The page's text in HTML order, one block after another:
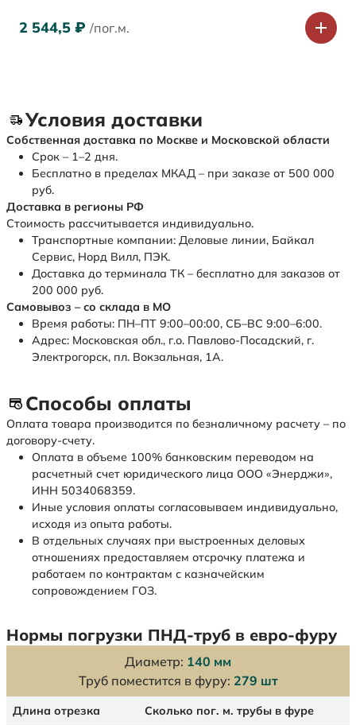
2 544,5 ₽ /пог.м.
Условия доставки
Собственная доставка по Москве и Московской области
Срок – 1–2 дня.
Бесплатно в пределах МКАД – при заказе от 500 000
руб.
Доставка в регионы РФ
Стоимость рассчитывается индивидуально.
Транспортные компании: Деловые линии, Байкал
Сервис, Норд Вилл, ПЭК.
Доставка до терминала ТК – бесплатно для заказов от
200 000 руб.
Самовывоз – со склада в МО
Время работы: ПН–ПТ 9:00–00:00, СБ–ВС 9:00–6:00.
Адрес: Московская обл., г.о. Павлово-Посадский, г.
Электрогорск, пл. Вокзальная, 1А.
Способы оплаты
Оплата товара производится по безналичному расчету – по
договору-счету.
Оплата в объеме 100% банковским переводом на
расчетный счет юридического лица ООО «Энерджи»,
ИНН 5034068359.
Иные условия оплаты согласовываем индивидуально,
исходя из опыта работы.
В отдельных случаях при выстроенных деловых
отношениях предоставляем отсрочку платежа и
работаем по контрактам с казначейским
сопровождением ГОЗ.
Нормы погрузки ПНД-труб в евро-фуру
Диаметр: 140 мм
Труб поместится в фуру: 279 шт
Длина отрезка Сколько пог. м. трубы в фуре